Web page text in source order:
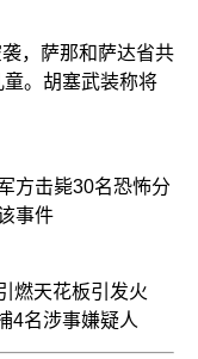
，萨那和萨达省共
。胡塞武装称将
方击毙30名恐怖分
事件
燃天花板引发火
4名涉事嫌疑人